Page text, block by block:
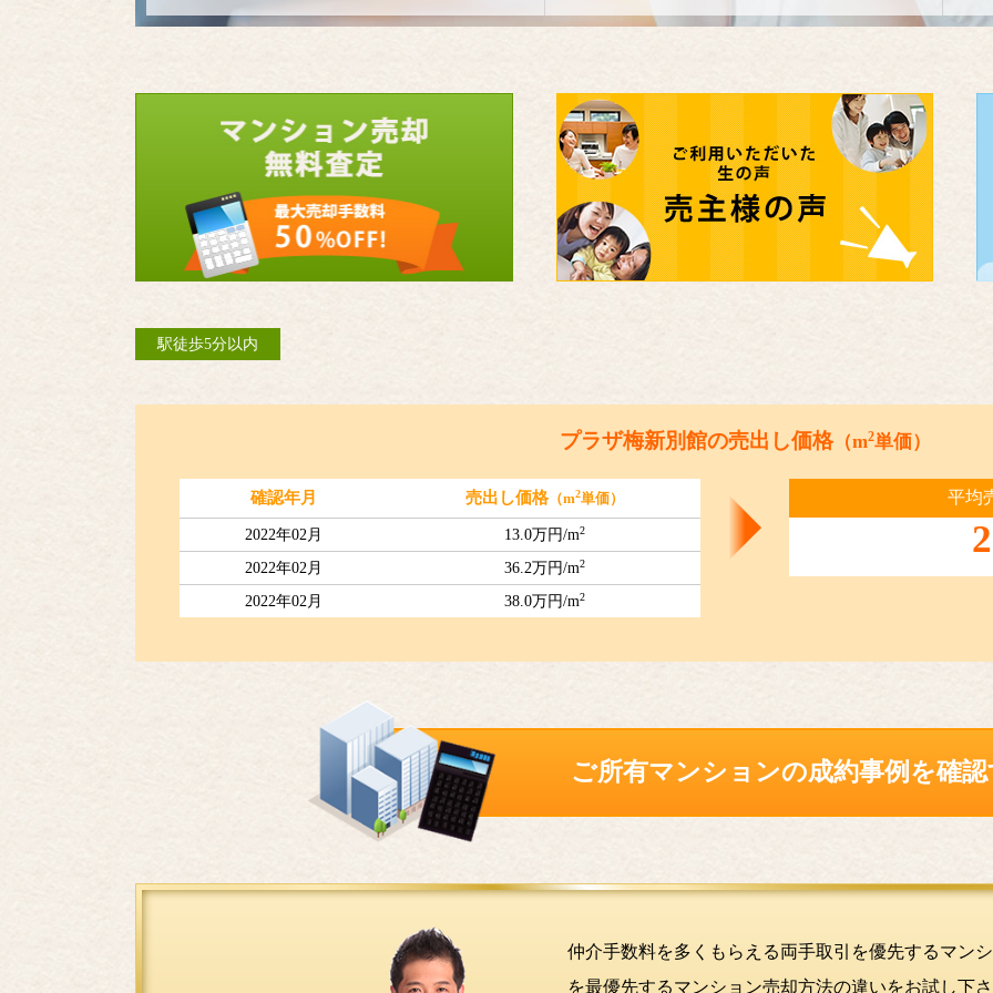
駅徒歩5分以内
プラザ梅新別館の売出し価格（m2単価）
確認年月 売出し価格（m2単価）
2022年02月 13.0万円/m2
2022年02月 36.2万円/m2
2022年02月 38.0万円/m2
平均
ご所有マンションの成約事例を確
仲介手数料を多くもらえる両手取引を優先するマン
を最優先するマンション売却方法の違いをお試し下